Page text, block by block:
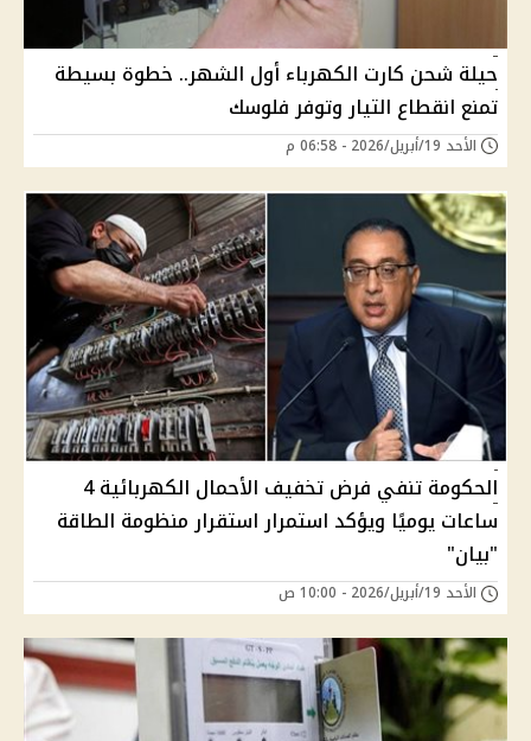
حيلة شحن كارت الكهرباء أول الشهر.. خطوة بسيطة
تمنع انقطاع التيار وتوفر فلوسك
الأحد 19/أبريل/2026 - 06:58 م
الحكومة تنفي فرض تخفيف الأحمال الكهربائية 4
ساعات يوميًا ويؤكد استمرار استقرار منظومة الطاقة
"بيان"
الأحد 19/أبريل/2026 - 10:00 ص